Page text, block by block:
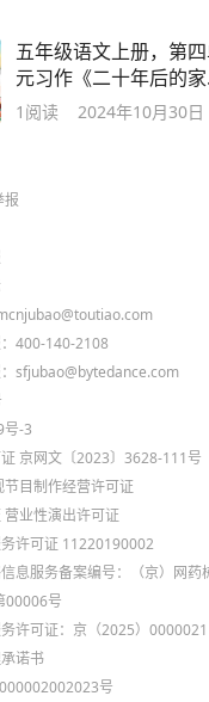
五年级语文上册，第
元习作《二十年后的家
乡》
1 阅读 2024年10月30日
报
400-140-2108
sfjubao@bytedance.com
号-3
京网文〔2023〕3628-111号
节目制作经营许可证
营业性演出许可证
许可证 11220190002
息服务备案编号：（京）网药
00006号
许可证：京（2025）0000021
诺书
号